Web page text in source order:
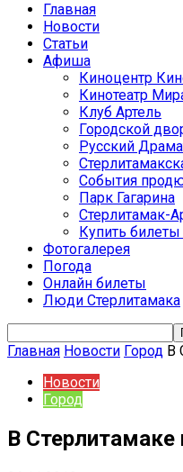
Главная
Новости
Статьи
Афиша
Киноцентр
Кинотеатр
Клуб Артель
Городской
Русский
События
Парк Гагарина
Стерлитамак-
Купить
Фотогалерея
Погода
Онлайн билеты
Люди Стерлитамака
Главная Новости Город В
Новости
Город
В